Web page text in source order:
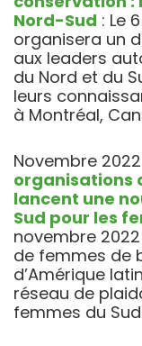
Nord-Sud : Le
organisera un
aux leaders
du Nord et du
leurs
à Montréal,
Novembre
organisations
lancent une
Sud pour les
novembre
de femmes de
d’Amérique
réseau de
femmes du